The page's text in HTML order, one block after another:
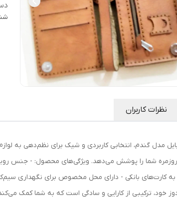
نظرات کاربران
مدل گندم، انتخابی کاربردی و شیک برای نظم‌دهی به
روزمره شما را پوشش می‌دهد. ویژگی‌های محصول: - جنس
کارت‌های بانکی - دارای محل مخصوص برای نگهداری
خود، ترکیبی از کارایی و سادگی است که به شما کمک